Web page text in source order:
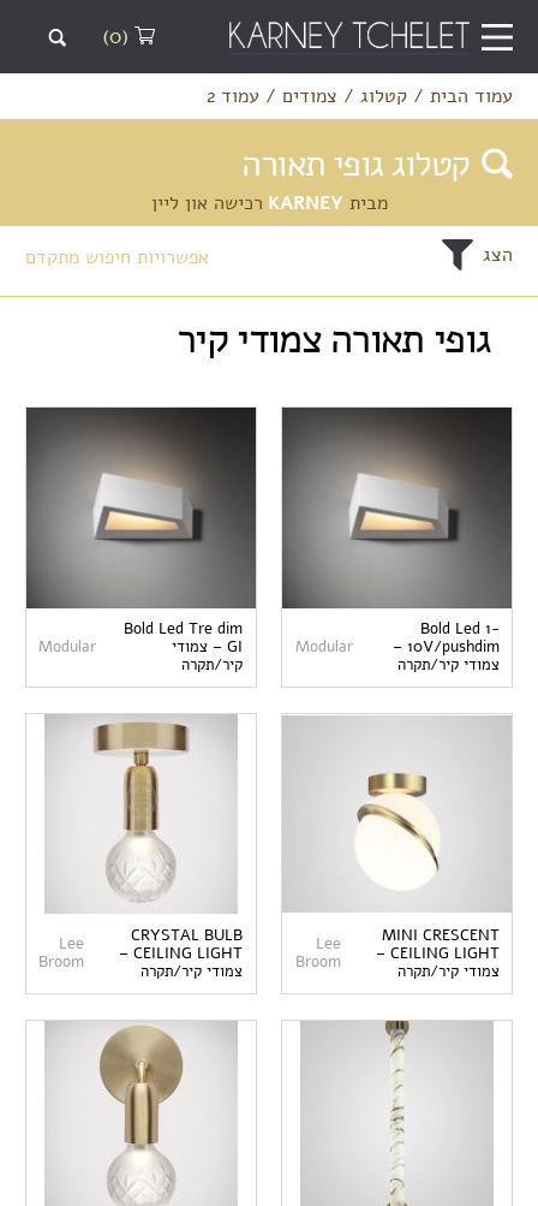
(0)
עמוד הבית/ קטלוג/ צמודים/ עמוד 2
קטלוג גופי תאורה
מבית KARNEY רכישה און ליין
הצג
אפשרויות חיפוש מתקדם
גופי תאורה צמודי קיר
Bold Led 1-
10V/pushdim –
צמודי קיר/תקרה
Modular
Bold Led Tre dim
GI – צמודי
קיר/תקרה
Modular
MINI CRESCENT
CEILING LIGHT –
צמודי קיר/תקרה
Lee
Broom
CRYSTAL BULB
CEILING LIGHT –
צמודי קיר/תקרה
Lee
Broom